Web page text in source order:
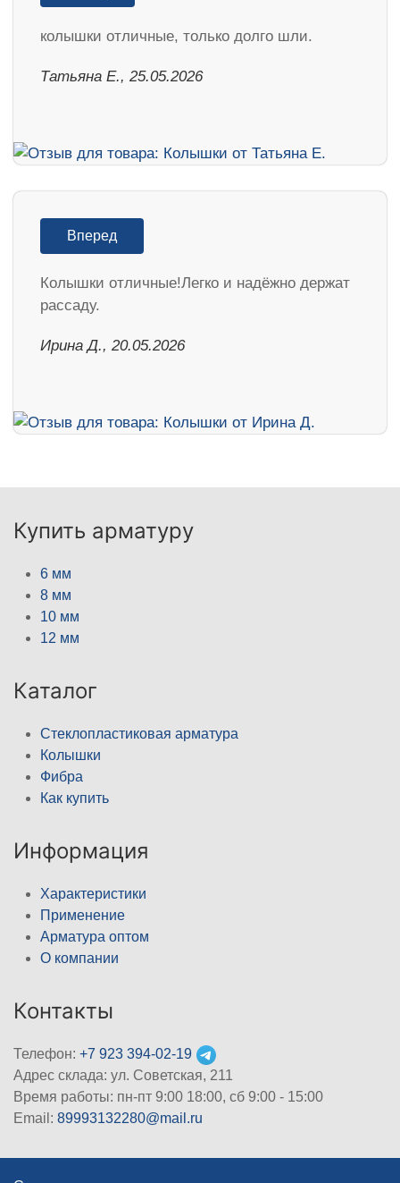
колышки отличные, только долго шли.
Татьяна Е., 25.05.2026
Вперед
Колышки отличные!Легко и надёжно держат
рассаду.
Ирина Д., 20.05.2026
Купить арматуру
6 мм
8 мм
10 мм
12 мм
Каталог
Стеклопластиковая арматура
Колышки
Фибра
Как купить
Информация
Характеристики
Применение
Арматура оптом
О компании
Контакты
Телефон: +7 923 394-02-19
Адрес склада: ул. Советская, 211
Время работы: пн-пт 9:00 18:00, сб 9:00 - 15:00
Email: 89993132280@mail.ru